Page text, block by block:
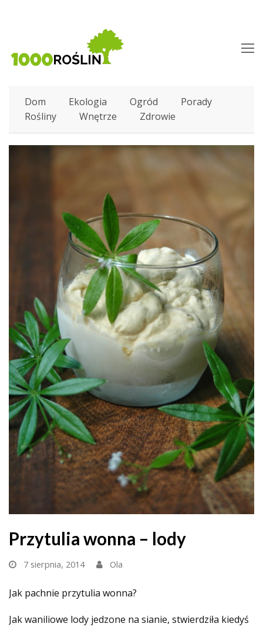
Dom Ekologia Ogród
Porady
Rośliny
Wnętrze Zdrowie
Przytulia wonna – lody
7 sierpnia, 2014 Ola
Jak pachnie przytulia wonna?
Jak waniliowe lody jedzone na sianie, stwierdziła kiedyś